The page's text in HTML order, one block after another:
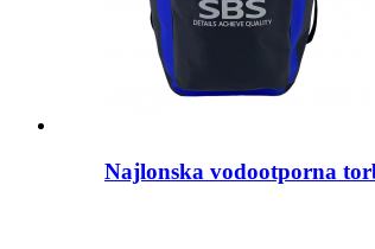
Najlonska vodootporna